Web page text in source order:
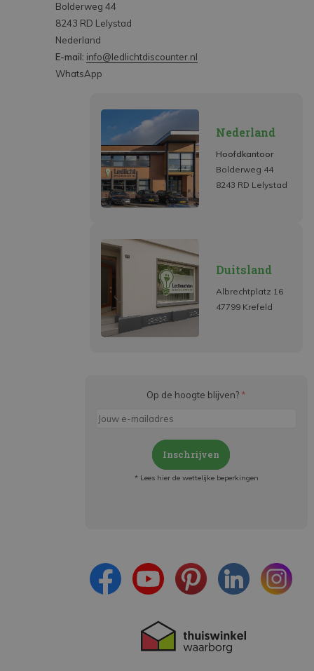
Bolderweg 44
8243 RD Lelystad
Nederland
E-mail: info@ledlichtdiscounter.nl
WhatsApp
Nederland
Hoofdkantoor
Bolderweg 44
8243 RD Lelystad
Duitsland
Albrechtplatz 16
47799 Krefeld
Op de hoogte blijven? *
Inschrijven
* Lees hier de wettelijke beperkingen